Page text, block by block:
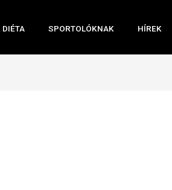
DIÉTA SPORTOLÓKNAK HÍREK